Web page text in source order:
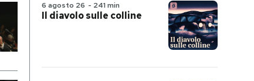
6 agosto 26 - 241 min
Il diavolo sulle colline